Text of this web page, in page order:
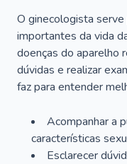
O ginecologista serve
importantes da vida
doenças do aparelho
dúvidas e realizar
faz para entender
Acompanhar a
características
Esclarecer